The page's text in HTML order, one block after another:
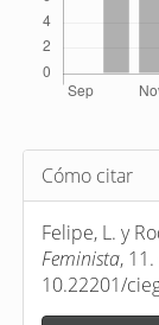
Detalles
del
artículo
Cómo citar
Felipe, L. y
Feminista,
10.22201/